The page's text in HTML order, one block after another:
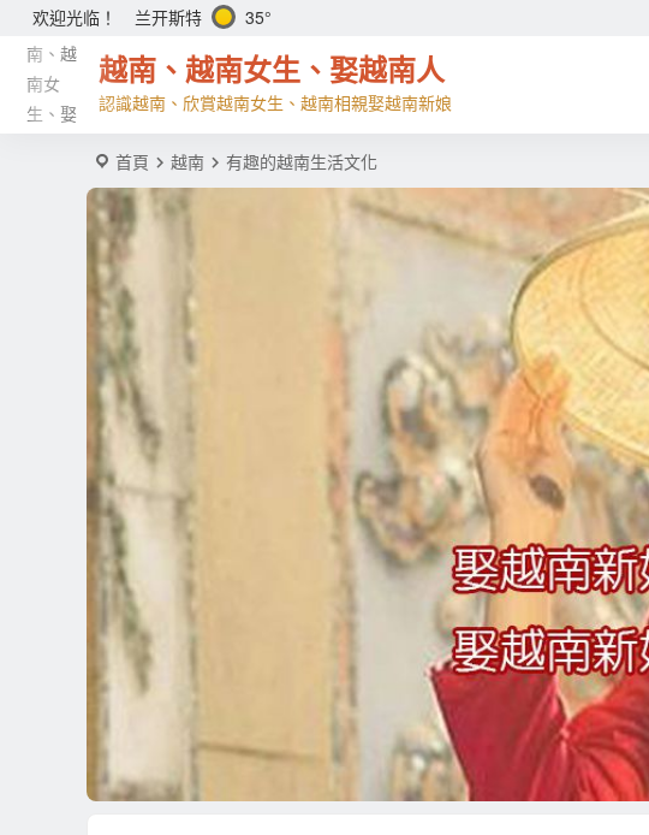
欢迎光临！ 兰开斯特 35°
越南、越南女生、娶越南人
認識越南、欣賞越南女生、越南相親娶越南新娘
首頁 越南 有趣的越南生活文化